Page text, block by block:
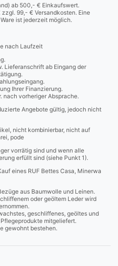
ab 500,- € Einkaufswert.
99,- € Versandkosten. Eine
ist jederzeit möglich.
nach Laufzeit
Lieferanschrift ab Eingang der
Ihrer Finanzierung.
nach vorheriger Absprache.
Angebote gültig, jedoch nicht
nicht kombinierbar, nicht auf
pode
vorrätig sind und wenn alle
erfüllt sind (siehe Punkt 1).
eines RUF Bettes Casa, Minerwa
aus Baumwolle und Leinen.
oder geöltem Leder wird
geschliffenes, geöltes und
mitgeliefert.
gewohnt bestehen.